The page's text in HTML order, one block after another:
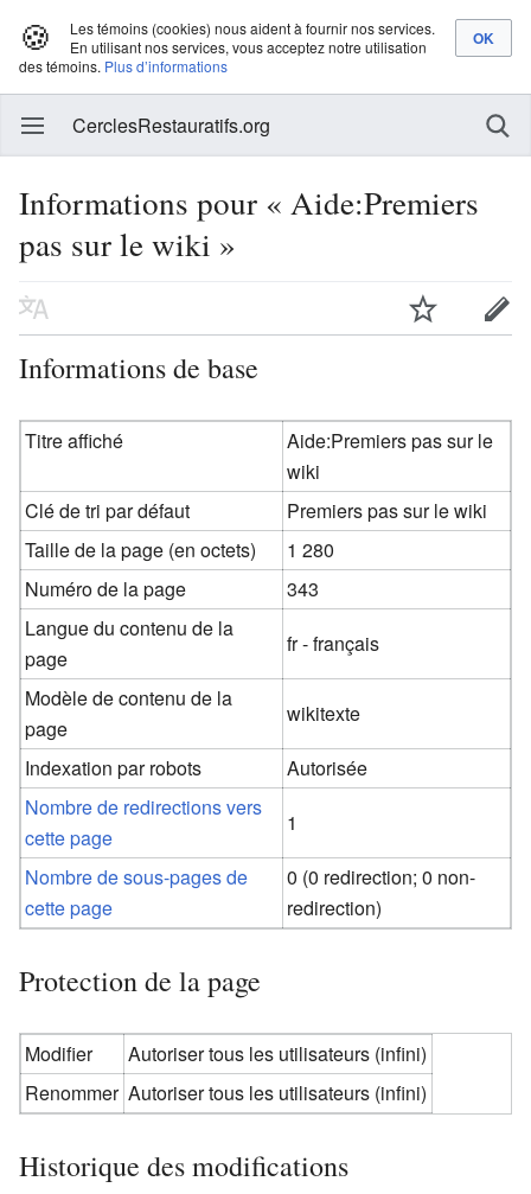
🍪
Les témoins (cookies) nous aident à fournir nos services.
En utilisant nos services, vous acceptez notre utilisation
des témoins. Plus d’informations
CerclesRestauratifs.org
Informations pour « Aide:Premiers
pas sur le wiki »
Informations de base
Titre affiché
Aide:Premiers pas sur le
wiki
Clé de tri par défaut
Premiers pas sur le wiki
Taille de la page (en octets)
1 280
Numéro de la page
343
Langue du contenu de la
page
fr - français
Modèle de contenu de la
page
wikitexte
Indexation par robots
Autorisée
Nombre de redirections vers
cette page
1
Nombre de sous-pages de
cette page
0 (0 redirection; 0 non-
redirection)
Protection de la page
Modifier
Autoriser tous les utilisateurs (infini)
Renommer Autoriser tous les utilisateurs (infini)
Historique des modifications